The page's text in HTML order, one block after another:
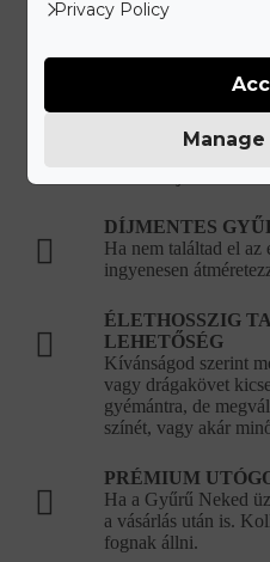
HIBÁS, VAGY
mi álljuk a javítási és
KORLÁTLAN
LEHETŐSÉG
Ékszered eredeti
DÍJMENTES
Ha nem találtad el az
ingyenesen
ÉLETHOSSZIG
LEHETŐSÉG
Kívánságod szerint
vagy drágakövet
gyémántra, de
színét, vagy akár
PRÉMIUM
Ha a Gyűrű Neked
a vásárlás után is.
fognak állni.
Privacy Policy